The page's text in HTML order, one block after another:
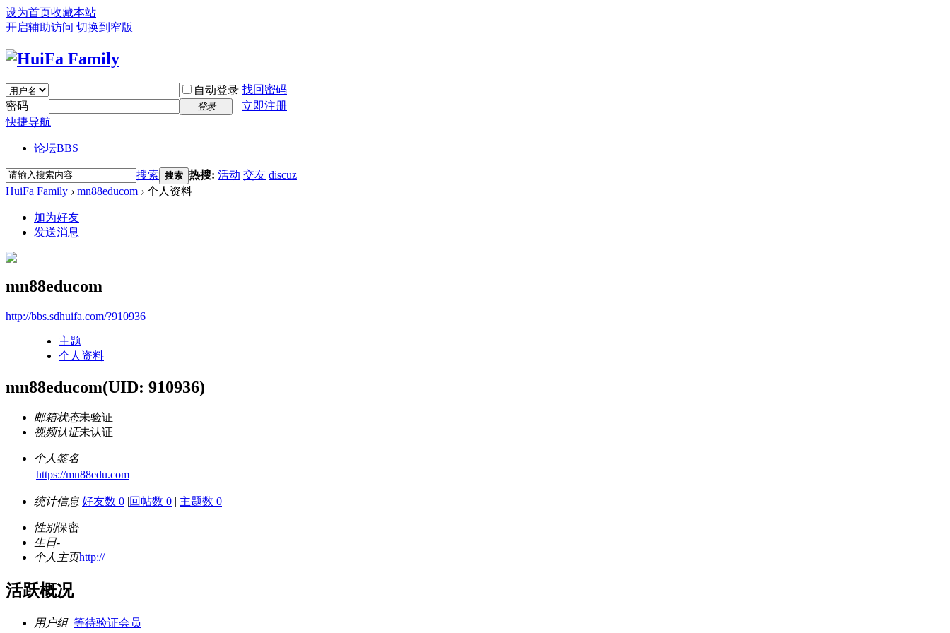
设为首页收藏本站
开启辅助访问 切换到窄版
自动登录 找回密码
密码
登录
立即注册
快捷导航
论坛BBS
搜索 搜索 热搜: 活动 交友 discuz
HuiFa Family › mn88educom › 个人资料
加为好友
发送消息
mn88educom
http://bbs.sdhuifa.com/?910936
主题
个人资料
mn88educom(UID: 910936)
邮箱状态未验证
视频认证未认证
个人签名
https://mn88edu.com
统计信息 好友数 0 |回帖数 0 | 主题数 0
性别保密
生日-
个人主页http://
活跃概况
用户组 等待验证会员